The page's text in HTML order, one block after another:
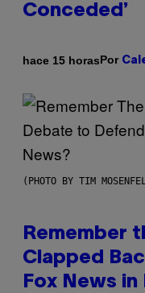
Conceded’
hace 15 horasPor
(PHOTO BY TIM
Remember
Clapped
Fox News